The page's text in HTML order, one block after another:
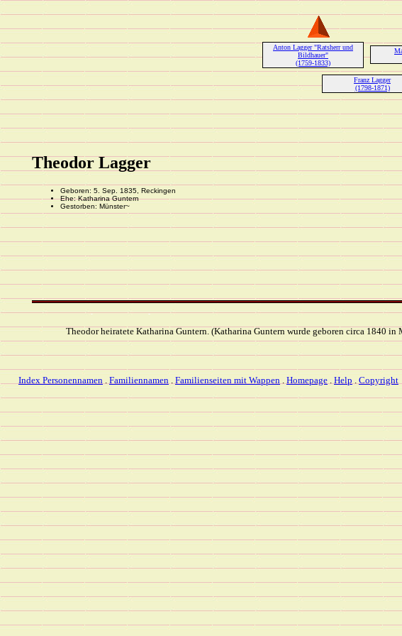
Anton Lagger "Ratsherr und
Bildhauer"
(1759-1833)
Franz Lagger
(1798-1871)
Theodor Lagger
Geboren: 5. Sep. 1835, Reckingen
Ehe: Katharina Guntern
Gestorben: Münster~
Theodor heiratete Katharina Guntern. (Katharina Guntern wurde geboren circa 1840 in
Index Personennamen . Familiennamen . Familienseiten mit Wappen . Homepage . Help . Copyright